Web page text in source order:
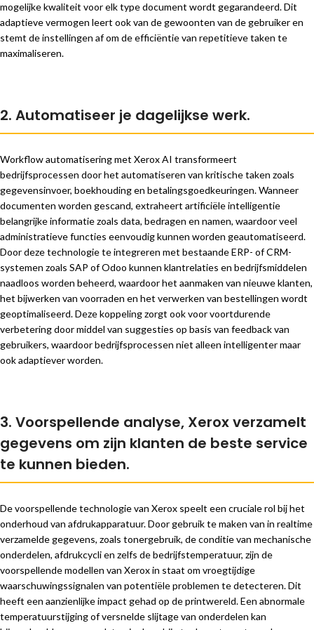
mogelijke kwaliteit voor elk type document wordt gegarandeerd. Dit
adaptieve vermogen leert ook van de gewoonten van de gebruiker en
stemt de instellingen af om de efficiëntie van repetitieve taken te
maximaliseren.
2. Automatiseer je dagelijkse werk.
Workflow automatisering met Xerox AI transformeert
bedrijfsprocessen door het automatiseren van kritische taken zoals
gegevensinvoer, boekhouding en betalingsgoedkeuringen. Wanneer
documenten worden gescand, extraheert artificiële intelligentie
belangrijke informatie zoals data, bedragen en namen, waardoor veel
administratieve functies eenvoudig kunnen worden geautomatiseerd.
Door deze technologie te integreren met bestaande ERP- of CRM-
systemen zoals SAP of Odoo kunnen klantrelaties en bedrijfsmiddelen
naadloos worden beheerd, waardoor het aanmaken van nieuwe klanten,
het bijwerken van voorraden en het verwerken van bestellingen wordt
geoptimaliseerd. Deze koppeling zorgt ook voor voortdurende
verbetering door middel van suggesties op basis van feedback van
gebruikers, waardoor bedrijfsprocessen niet alleen intelligenter maar
ook adaptiever worden.
3. Voorspellende analyse, Xerox verzamelt
gegevens om zijn klanten de beste service
te kunnen bieden.
De voorspellende technologie van Xerox speelt een cruciale rol bij het
onderhoud van afdrukapparatuur. Door gebruik te maken van in realtime
verzamelde gegevens, zoals tonergebruik, de conditie van mechanische
onderdelen, afdrukcycli en zelfs de bedrijfstemperatuur, zijn de
voorspellende modellen van Xerox in staat om vroegtijdige
waarschuwingssignalen van potentiële problemen te detecteren. Dit
heeft een aanzienlijke impact gehad op de printwereld. Een abnormale
temperatuurstijging of versnelde slijtage van onderdelen kan